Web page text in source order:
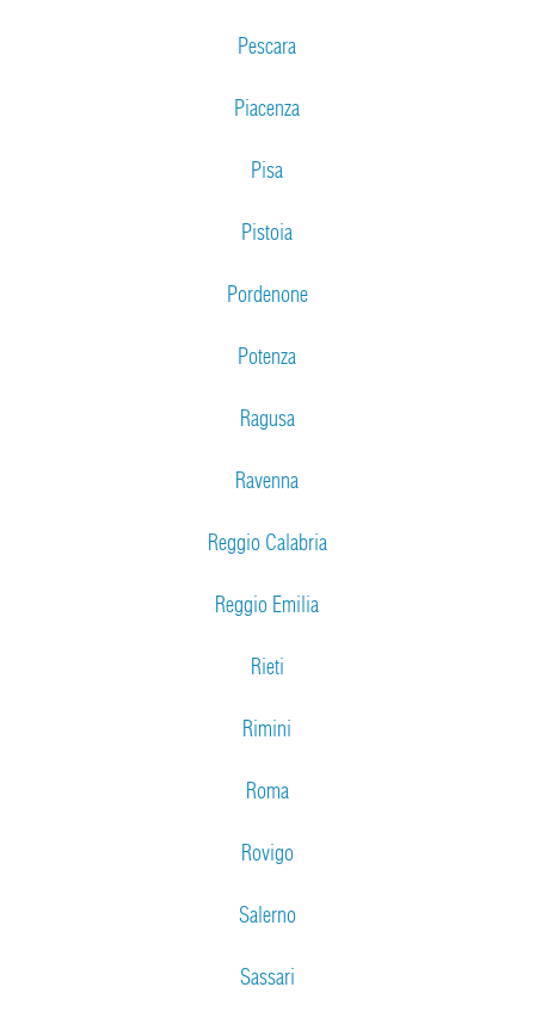
Pescara
Piacenza
Pisa
Pistoia
Pordenone
Potenza
Ragusa
Ravenna
Reggio Calabria
Reggio Emilia
Rieti
Rimini
Roma
Rovigo
Salerno
Sassari